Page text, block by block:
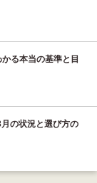
る本当の基準と目
の状況と選び方の